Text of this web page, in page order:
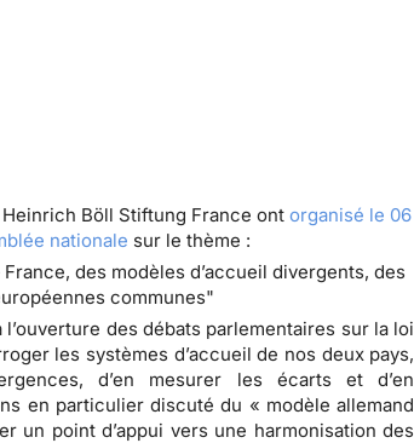
Heinrich Böll Stiftung France ontorganisé le 06
nationale sur le thème :
des modèles d’accueil divergents, des
communes"
des débats parlementaires sur la loi
les systèmes d’accueil de nos deux pays,
d’en mesurer les écarts et d’en
en particulier discuté du « modèle allemand
un point d’appui vers une harmonisation des